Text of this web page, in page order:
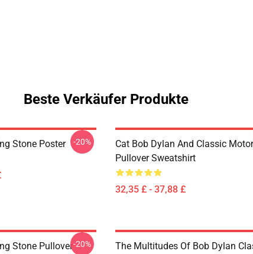
Beste Verkäufer Produkte
Stone Poster -20%
Cat Bob Dylan And Classic
Pullover Sweatshirt
32,35 £ - 37,88 £
Stone Pullover-20%
The Multitudes Of Bob Dylan